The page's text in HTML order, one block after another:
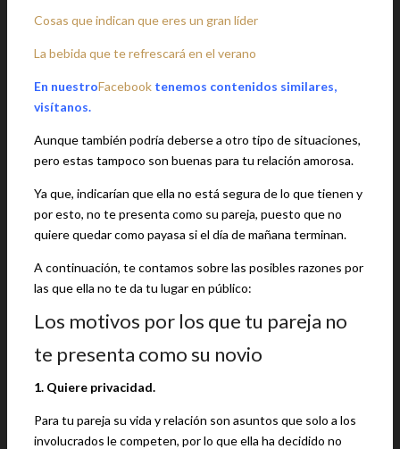
Cosas que indican que eres un gran líder
La bebida que te refrescará en el verano
En nuestroFacebook tenemos contenidos similares,
visítanos.
Aunque también podría deberse a otro tipo de situaciones,
pero estas tampoco son buenas para tu relación amorosa.
Ya que, indicarían que ella no está segura de lo que tienen y
por esto, no te presenta como su pareja, puesto que no
quiere quedar como payasa si el día de mañana terminan.
A continuación, te contamos sobre las posibles razones por
las que ella no te da tu lugar en público:
Los motivos por los que tu pareja no
te presenta como su novio
1. Quiere privacidad.
Para tu pareja su vida y relación son asuntos que solo a los
involucrados le competen, por lo que ella ha decidido no